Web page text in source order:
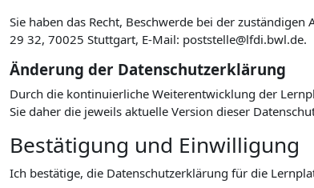
Sie haben das Recht, Beschwerde bei der
29 32, 70025 Stuttgart, E-Mail: poststelle@lfdi.bwl.de.
Änderung der Datenschutzerklärung
Durch die kontinuierliche Weiterentwicklung der
Sie daher die jeweils aktuelle Version dieser
Bestätigung und Einwilligung
Ich bestätige, die Datenschutzerklärung für die